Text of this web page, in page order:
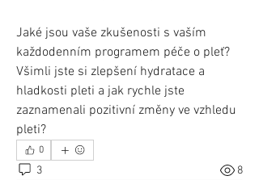
Jaké jsou vaše zkušenosti s vaším
každodenním programem péče o pleť?
Všimli jste si zlepšení hydratace a
hladkosti pleti a jak rychle jste
zaznamenali pozitivní změny ve vzhledu
pleti?
0
3 8